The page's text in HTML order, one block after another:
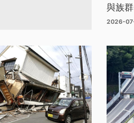
與族
2026-